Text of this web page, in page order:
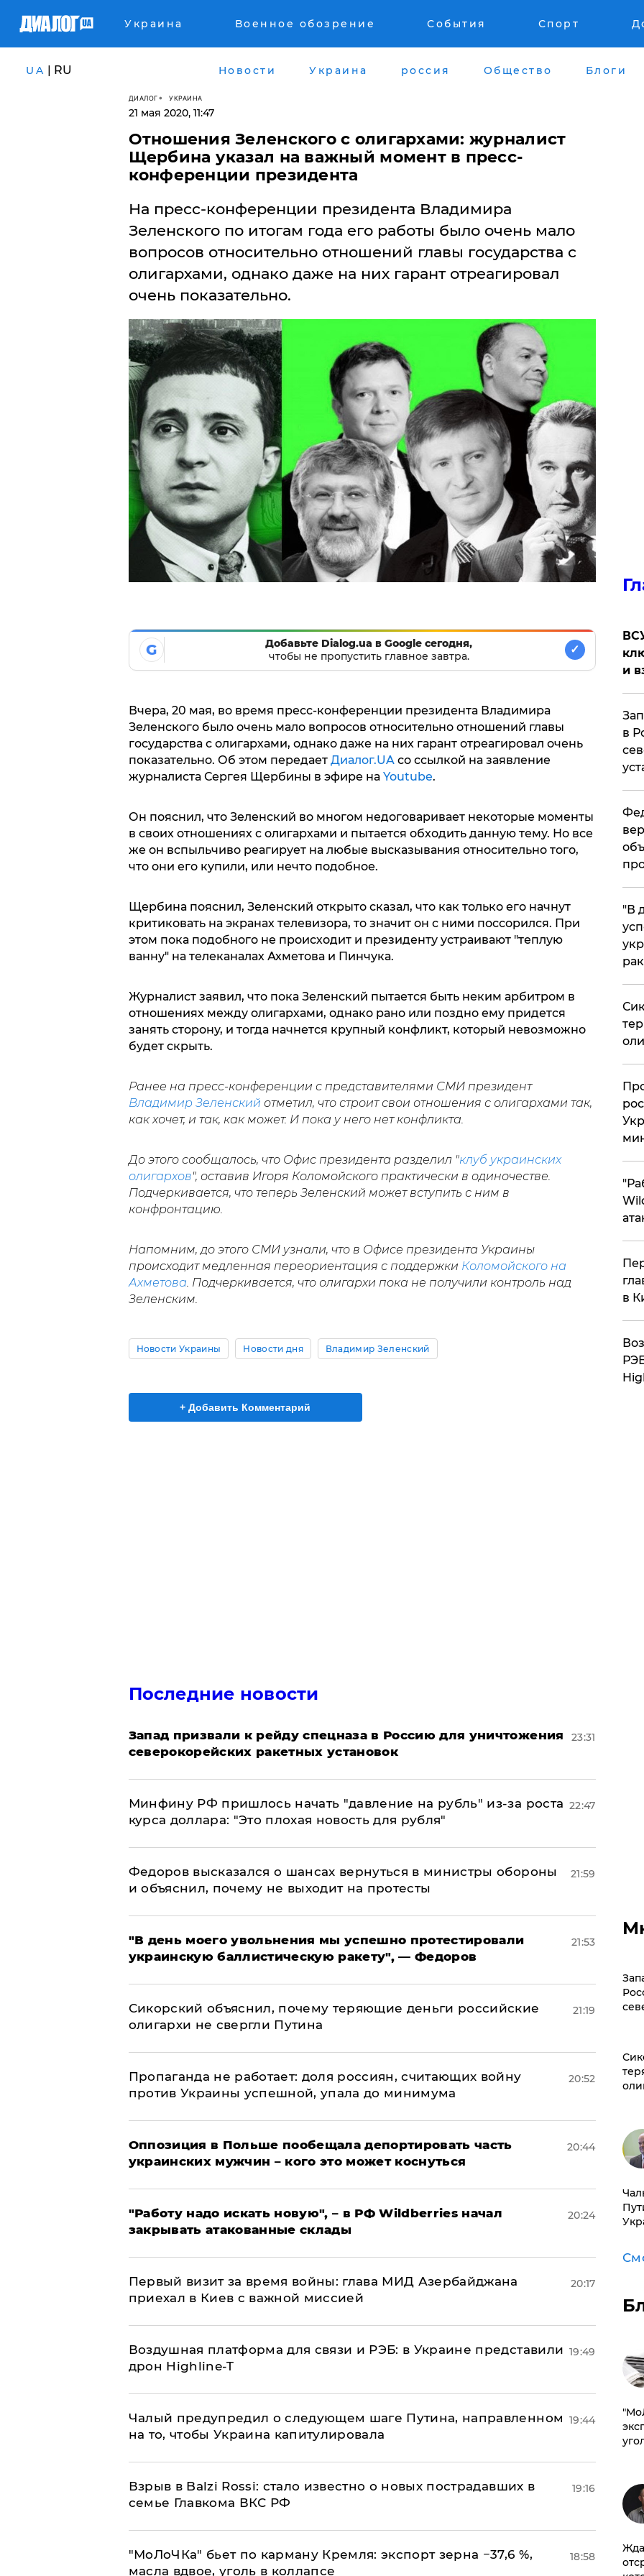
Украина Военное обозрение События Спорт
UA | RU Новости Украина россия Общество Блоги
ДИАЛОГ УКРАИНА
21 мая 2020, 11:47
Отношения Зеленского с олигархами: журналист
Щербина указал на важный момент в пресс-
конференции президента
На пресс-конференции президента Владимира
Зеленского по итогам года его работы было очень мало
вопросов относительно отношений главы государства с
олигархами, однако даже на них гарант отреагировал
очень показательно.
G
Добавьте Dialog.ua в Google сегодня,
чтобы не пропустить главное завтра.
✓
Вчера, 20 мая, во время пресс-конференции президента Владимира
Зеленского было очень мало вопросов относительно отношений главы
государства с олигархами, однако даже на них гарант отреагировал очень
показательно. Об этом передает Диалог.UAсо ссылкой на заявление
журналиста Сергея Щербины в эфире на Youtube.
Он пояснил, что Зеленский во многом недоговаривает некоторые моменты
в своих отношениях с олигархами и пытается обходить данную тему. Но все
же он вспыльчиво реагирует на любые высказывания относительно того,
что они его купили, или нечто подобное.
Щербина пояснил, Зеленский открыто сказал, что как только его начнут
критиковать на экранах телевизора, то значит он с ними поссорился. При
этом пока подобного не происходит и президенту устраивают "теплую
ванну" на телеканалах Ахметова и Пинчука.
Журналист заявил, что пока Зеленский пытается быть неким арбитром в
отношениях между олигархами, однако рано или поздно ему придется
занять сторону, и тогда начнется крупный конфликт, который невозможно
будет скрыть.
Ранее на пресс-конференции с представителями СМИ президент
Владимир Зеленский отметил, что строит свои отношения с олигархами так,
как хочет, и так, как может. И пока у него нет конфликта.
До этого сообщалось, что Офис президента разделил "клуб украинских
олигархов", оставив Игоря Коломойского практически в одиночестве.
Подчеркивается, что теперь Зеленский может вступить с ним в
конфронтацию.
Напомним, до этого СМИ узнали, что в Офисе президента Украины
происходит медленная переориентация с поддержки Коломойского на
Ахметова . Подчеркивается, что олигархи пока не получили контроль над
Зеленским.
Новости Украины Новости дня Владимир Зеленский
+ Добавить Комментарий
Последние новости
Запад призвали к рейду спецназа в Россию для уничтожения
северокорейских ракетных установок
23:31
Минфину РФ пришлось начать "давление на рубль" из-за роста
курса доллара: "Это плохая новость для рубля"
22:47
Федоров высказался о шансах вернуться в министры обороны
и объяснил, почему не выходит на протесты
21:59
​"В день моего увольнения мы успешно протестировали
украинскую баллистическую ракету", — Федоров
21:53
Сикорский объяснил, почему теряющие деньги российские
олигархи не свергли Путина
21:19
​Пропаганда не работает: доля россиян, считающих войну
против Украины успешной, упала до минимума
20:52
Оппозиция в Польше пообещала депортировать часть
украинских мужчин – кого это может коснуться
20:44
"Работу надо искать новую", – в РФ Wildberries начал
закрывать атакованные склады
20:24
Первый визит за время войны: глава МИД Азербайджана
приехал в Киев с важной миссией
20:17
Воздушная платформа для связи и РЭБ: в Украине представили
дрон Highline-T
19:49
Чалый предупредил о следующем шаге Путина, направленном
на то, чтобы Украина капитулировала
19:44
Взрыв в Balzi Rossi: стало известно о новых пострадавших в
семье Главкома ВКС РФ
19:16
​"МоЛоЧКа" бьет по карману Кремля: экспорт зерна −37,6 %,
масла вдвое, уголь в коллапсе
18:58
и
в
​"В
в